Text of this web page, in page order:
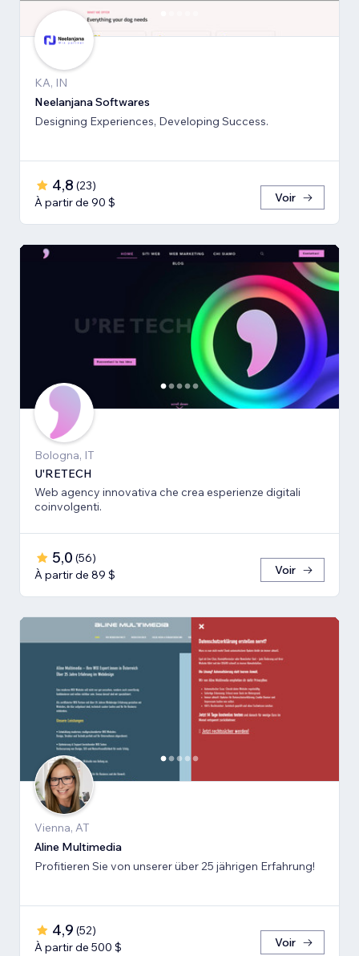
KA, IN
Neelanjana Softwares
Designing Experiences, Developing Success.
4,8 (23)
À partir de 90 $
Voir
Bologna, IT
U'RETECH
Web agency innovativa che crea esperienze digitali
coinvolgenti.
5,0 (56)
À partir de 89 $
Voir
Vienna, AT
Aline Multimedia
Profitieren Sie von unserer über 25 jährigen Erfahrung!
4,9 (52)
À partir de 500 $
Voir